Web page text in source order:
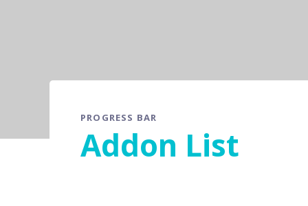
PROGRESS BAR
Addon List